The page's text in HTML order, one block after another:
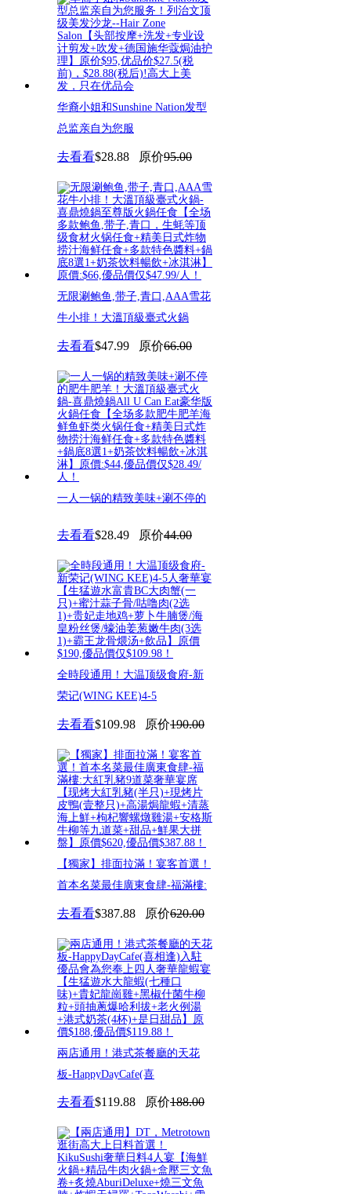
华裔小姐和Sunshine Nation发型
总监亲自为您服
去看看$28.88 原价95.00
无限涮鲍鱼,带子,青口,AAA雪花
牛小排！大溫頂級臺式火鍋
去看看$47.99 原价66.00
一人一锅的精致美味+涮不停的
喜
去看看$28.49 原价44.00
全時段通用！大温顶级食府-新
荣记(WING KEE)4-5
去看看$109.98 原价190.00
【獨家】排面拉滿！宴客首選！
首本名菜最佳廣東食肆-福滿樓:
去看看$387.88 原价620.00
兩店通用！港式茶餐廳的天花
板-HappyDayCafe(喜
去看看$119.88 原价188.00